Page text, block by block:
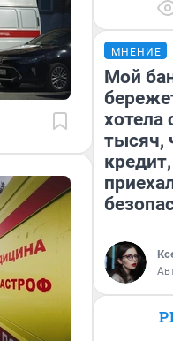
МНЕНИЕ
Мой
хотела
тысяч,